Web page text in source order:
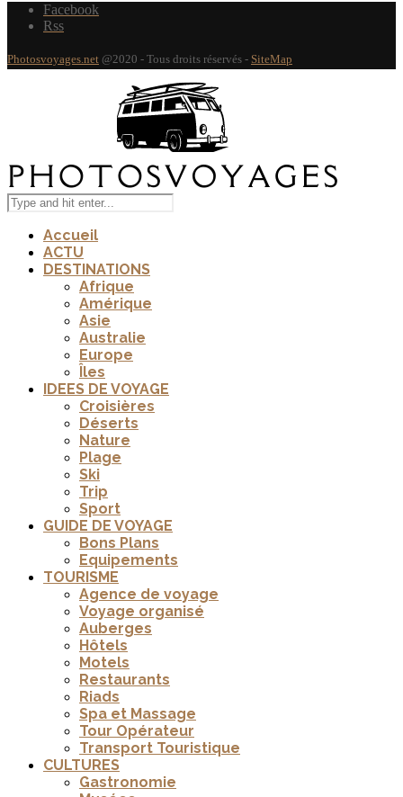
Facebook
Rss
Photosvoyages.net @2020 - Tous droits réservés - SiteMap
Accueil
ACTU
DESTINATIONS
Afrique
Amérique
Asie
Australie
Europe
Îles
IDEES DE VOYAGE
Croisières
Déserts
Nature
Plage
Ski
Trip
Sport
GUIDE DE VOYAGE
Bons Plans
Equipements
TOURISME
Agence de voyage
Voyage organisé
Auberges
Hôtels
Motels
Restaurants
Riads
Spa et Massage
Tour Opérateur
Transport Touristique
CULTURES
Gastronomie